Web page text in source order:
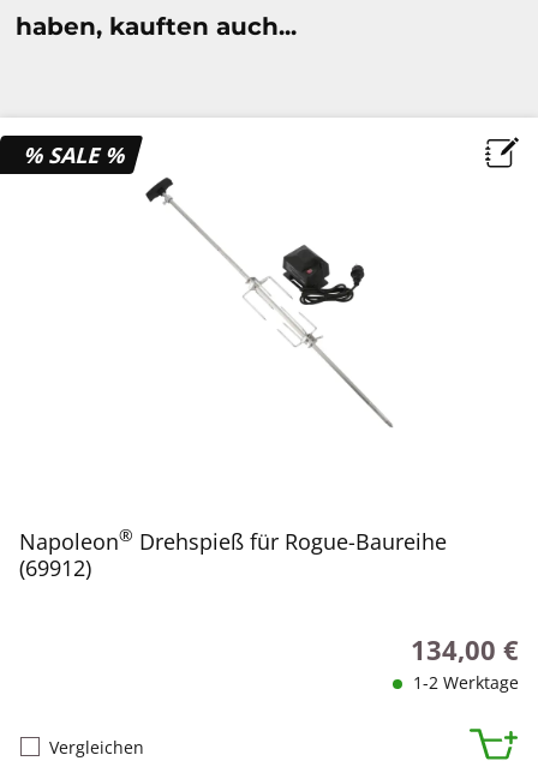
haben, kauften auch...
% SALE %
Napoleon® Drehspieß für Rogue-Baureihe
(69912)
Regulärer
134,00 €
1-2 Werktage
Vergleichen